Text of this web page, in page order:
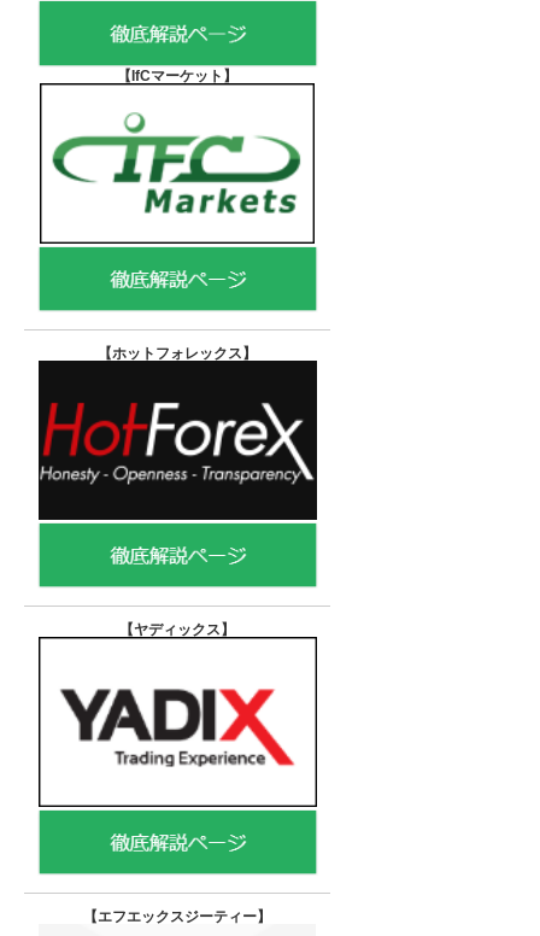
【IfCマーケット 】
【ホットフォレックス 】
【ヤディックス 】
【エフエックスジーティー】